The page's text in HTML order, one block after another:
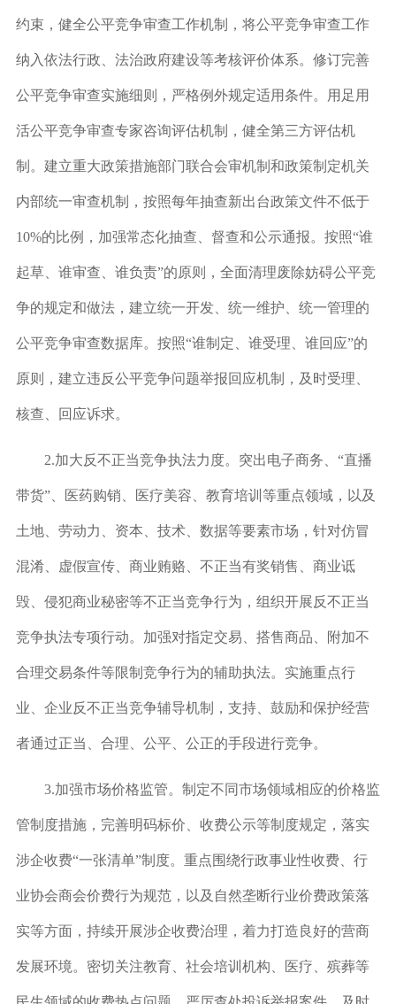
约束，健全公平竞争审查工作机制，将公平竞争审查工作
纳入依法行政、法治政府建设等考核评价体系。修订完善
公平竞争审查实施细则，严格例外规定适用条件。用足用
活公平竞争审查专家咨询评估机制，健全第三方评估机
制。建立重大政策措施部门联合会审机制和政策制定机关
内部统一审查机制，按照每年抽查新出台政策文件不低于
10%的比例，加强常态化抽查、督查和公示通报。按照“谁
起草、谁审查、谁负责”的原则，全面清理废除妨碍公平竞
争的规定和做法，建立统一开发、统一维护、统一管理的
公平竞争审查数据库。按照“谁制定、谁受理、谁回应”的
原则，建立违反公平竞争问题举报回应机制，及时受理、
核查、回应诉求。
2.加大反不正当竞争执法力度。 突出电子商务、“直播
带货”、医药购销、医疗美容、教育培训等重点领域，以及
土地、劳动力、资本、技术、数据等要素市场，针对仿冒
混淆、虚假宣传、商业贿赂、不正当有奖销售、商业诋
毁、侵犯商业秘密等不正当竞争行为，组织开展反不正当
竞争执法专项行动。加强对指定交易、搭售商品、附加不
合理交易条件等限制竞争行为的辅助执法。实施重点行
业、企业反不正当竞争辅导机制，支持、鼓励和保护经营
者通过正当、合理、公平、公正的手段进行竞争。
3.加强市场价格监管。 制定不同市场领域相应的价格监
管制度措施，完善明码标价、收费公示等制度规定，落实
涉企收费“一张清单”制度。重点围绕行政事业性收费、行
业协会商会价费行为规范，以及自然垄断行业价费政策落
实等方面，持续开展涉企收费治理，着力打造良好的营商
发展环境。密切关注教育、社会培训机构、医疗、殡葬等